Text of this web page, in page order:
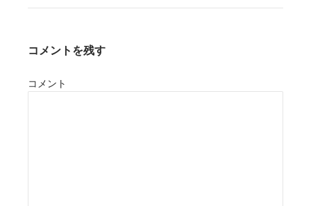
コメントを残す
コメント